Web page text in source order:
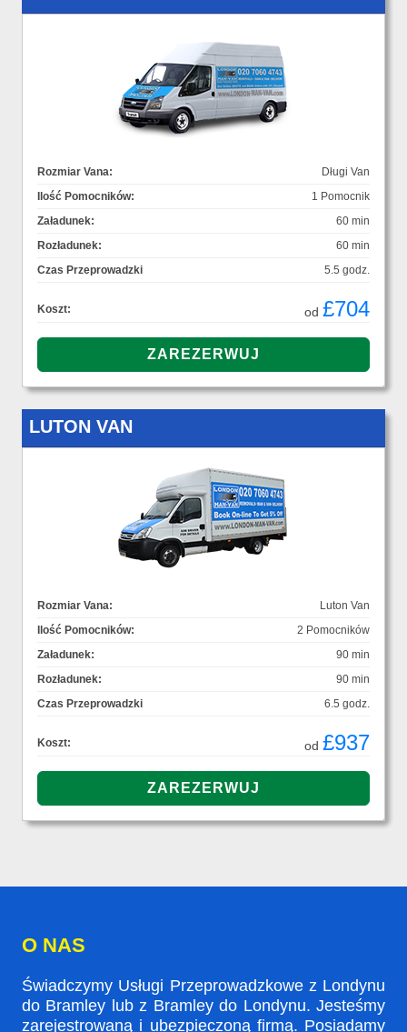
Rozmiar Vana:
Długi Van
Ilość Pomocników:
1 Pomocnik
Załadunek:
60 min
Rozładunek:
60 min
Czas Przeprowadzki
5.5 godz.
Koszt: od £704
LUTON VAN
Rozmiar Vana:
Luton Van
Ilość Pomocników:
2 Pomocników
Załadunek:
90 min
Rozładunek:
90 min
Czas Przeprowadzki
6.5 godz.
Koszt: od £937
O NAS
Świadczymy Usługi Przeprowadzkowe z Londynu
do Bramley lub z Bramley do Londynu. Jesteśmy
zarejestrowaną i ubezpieczoną firmą. Posiadamy